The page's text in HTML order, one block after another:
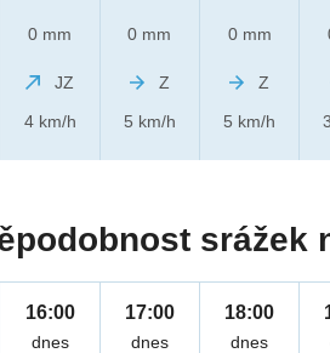
0 mm
JZ
4 km/h
0 mm
Z
5 km/h
0 mm
Z
5 km/h
srážek
16:00
dnes
17:00
dnes
18:00
dnes